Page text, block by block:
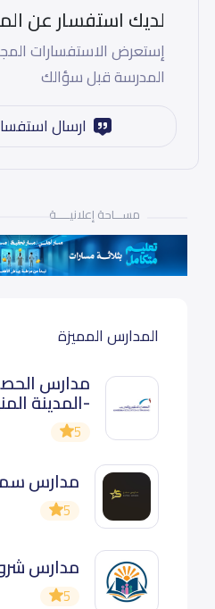
لديك استفسار عن
إستعرض الاستفسارات
المدرسة قبل سؤالك
ارسال
مســـاحة إعلانيـــــة
المدارس المميزة
مدارس
-المدينة
5
مدارس
5
مدارس
5